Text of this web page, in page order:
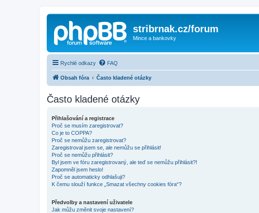
stribrnak.cz/forum
Mince a bankovky
Rychlé odkazy FAQ
Obsah fóra Často kladené otázky
Často kladené otázky
Přihlašování a registrace
Proč se musím zaregistrovat?
Co je to COPPA?
Proč se nemůžu zaregistrovat?
Zaregistroval jsem se, ale nemůžu se přihlásit!
Proč se nemůžu přihlásit?
Byl jsem ve fóru zaregistrovaný, ale teď se nemůžu přihlásit?!
Zapomněl jsem heslo!
Proč se automaticky odhlašuji?
K čemu slouží funkce „Smazat všechny cookies fóra“?
Předvolby a nastavení uživatele
Jak můžu změnit svoje nastavení?